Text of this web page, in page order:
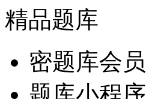
精品题库
密题库会员